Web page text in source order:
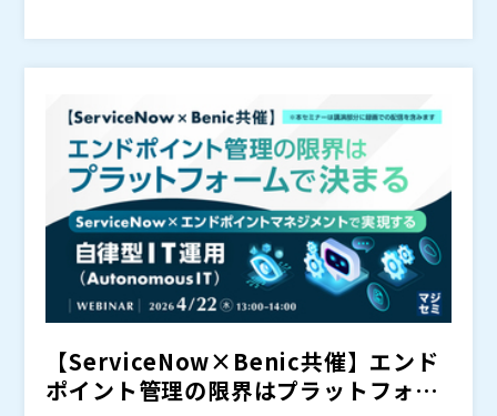
いた中で監視運用を根底から変革する可能性をもったオ
ブザーバビリティプラットフォームを知り、数多くの導
の課題を解決すべくオブザーバビリティコンサルタント
として活動中。
ルディング11階 株式会社ジール セミナールーム「Co
-Lab（コラボ）」
定員：40名 主催：株式会社ジール 共催：東京エレクト
会社
参加費：無料（事前登録制） お問い合わせ：株式会社
ジール・イベント・セミナー事務局
※当日、会場へのご案内は後日改めてご連絡申し上げま
す ※パートナーおよび競合企業の方のお申込みはご遠
慮いただいておりますので予めご了承くださいませ
株式会社ジール（）
Dynatrace合同会社（）
東京エレクトロン株式会社（）
マジセミ株式会社（）
サポート不足など、ツール側の仕様が現場に馴染みにく
いことが原因で自動化が広がらない
の読みづらさが導入判断を難しくし、「本当に見合うの
か」という迷いを生む
本セミナーでは、4月にリリースされたの新機能である
を組み合わせることで、IT運用自動化の第一歩をど
のように進められるのかを具体的に解説します。とい
った代表的な運用業務を例に、AIがどのように自動化フ
ローを生成し、実際の運用に落とし込めるのかを、実際
の画面操作を交えながら紹介します。 新機能の活用イ
メージと現場への適用方法を具体的に分かりやすく提示
し、現場に根付きやすい持続可能な自動化推進を実現し
ていくのかを解説していきます。
株式会社コムスクエア（）
株式会社オープンソース活用研究所（）
マジセミ株式会社（）
※共催、協賛、協力、講演企業は将来的に追加、削除さ
れる可能性があります。
【ServiceNow×Benic共催】エンド
ポイント管理の限界はプラットフォー